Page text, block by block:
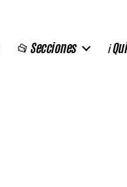
📂 Secciones ℹ️